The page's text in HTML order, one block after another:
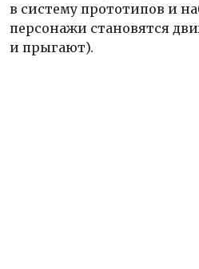
в систему прототипов и
персонажи становятся
и прыгают).